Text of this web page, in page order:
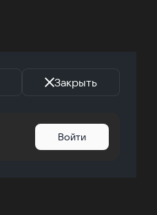
Закрыть
Войти